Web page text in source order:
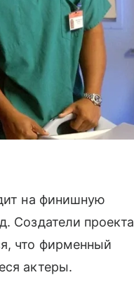
на финишную
Создатели проекта
что фирменный
актеры.